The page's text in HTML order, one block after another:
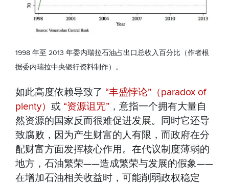
1998 年至 2013 年委内瑞拉石油占出口总收入百分比（作者根
据委内瑞拉中央银行资料制作）。
如此高度依赖导致了 “丰盛悖论”（paradox of
plenty） 或 “资源诅咒” ，意指一个拥有大量自
然资源的国家反而很难促进发展。同时它还导
致腐败，因为产生财富的人有限，而政府在分
配财富方面发挥核心作用。在代议制度薄弱的
地方，石油繁荣——造成繁荣与发展的假象——
在增加石油相关收益时，可能削弱政权稳定